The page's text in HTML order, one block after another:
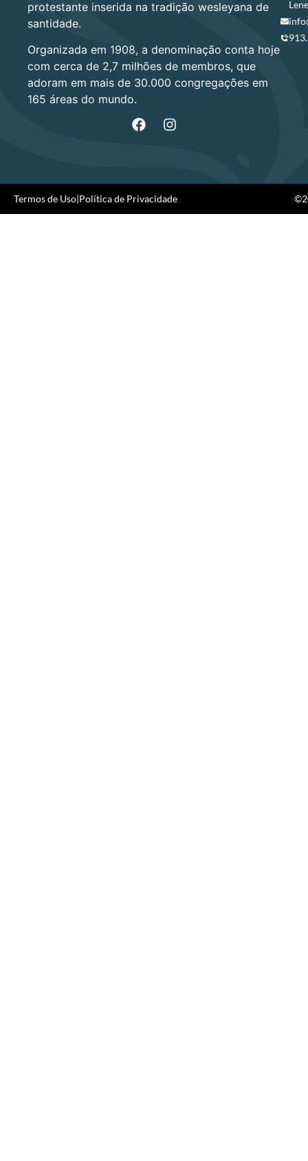
protestante inserida na tradição wesleyana de
santidade.
Organizada em 1908, a denominação conta hoje
com cerca de 2,7 milhões de membros, que
adoram em mais de 30.000 congregações em
165 áreas do mundo.
Termos de Uso|Política de Privacidade